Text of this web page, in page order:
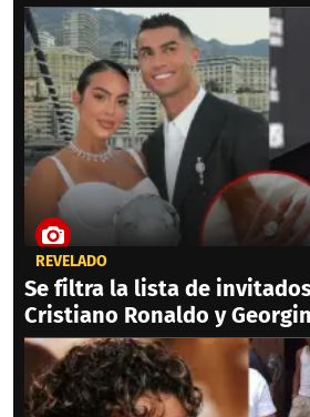
REVELADO
Se filtra la lista de
Cristiano Ronaldo y